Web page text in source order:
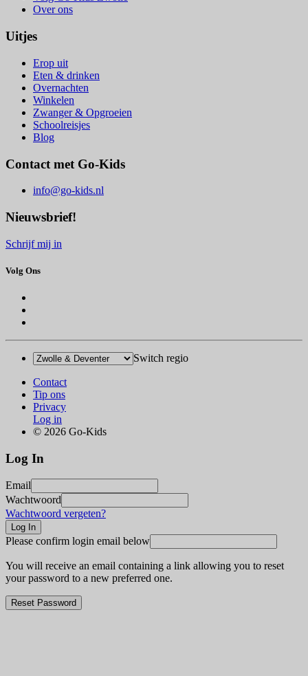
Over ons
Uitjes
Erop uit
Eten & drinken
Overnachten
Winkelen
Zwanger & Opgroeien
Schoolreisjes
Blog
Contact met Go-Kids
info@go-kids.nl
Nieuwsbrief!
Schrijf mij in
Volg Ons
Switch regio
Contact
Tip ons
Privacy
Log in
© 2026 Go-Kids
Log In
Email
Wachtwoord
Wachtwoord vergeten?
Please confirm login email below
You will receive an email containing a link allowing you to reset
your password to a new preferred one.